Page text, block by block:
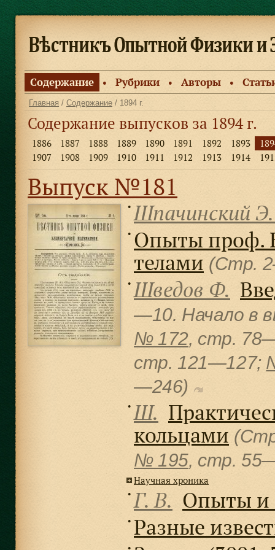
Содержание ● Рубрики ● Авторы ●
Главная / Содержание / 1894 г.
Содержание выпусков за 1894 г.
1886 1887 1888 1889 1890 1891 1892 1893
1907
1908 1909 1910 1911 1912 1913 1914
Выпуск №181
● Шпачинский
● Опыты проф.
телами (Стр.
● Шведов Ф.
—10. Начало в
№ 172, cтр.
cтр. 121—127;
—246)
● Ш.
кольцами
№ 195, cтр.
Научная хроника
● Г. В. Опыты и
● Разные
●